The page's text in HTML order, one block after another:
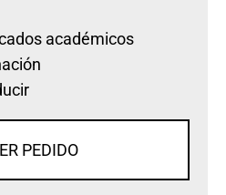
académicos
PEDIDO